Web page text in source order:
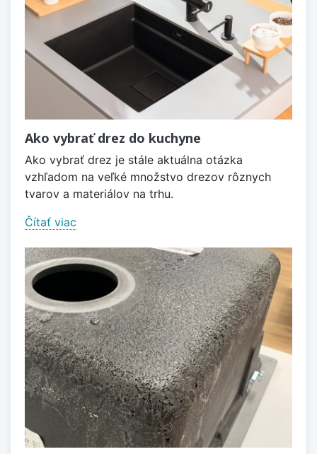
Ako vybrať drez do kuchyne
Ako vybrať drez je stále aktuálna otázka
vzhľadom na veľké množstvo drezov rôznych
tvarov a materiálov na trhu.
Čítať viac